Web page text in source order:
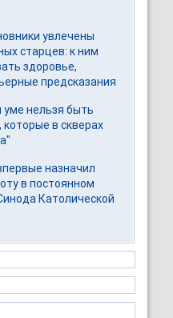
увлечены
старцев: к ним
здоровье,
предсказания
нельзя быть
в скверах
назначил
в постоянном
Католической